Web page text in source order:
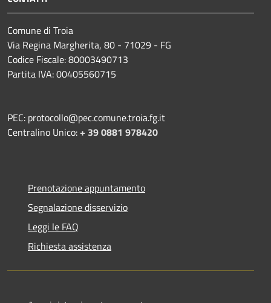
Comune di Troia
Via Regina Margherita, 80 - 71029 - FG
Codice Fiscale: 80003490713
Partita IVA: 00405560715
PEC: protocollo@pec.comune.troia.fg.it
Centralino Unico:+ 39 0881 978420
Prenotazione appuntamento
Segnalazione disservizio
Leggi le FAQ
Richiesta assistenza